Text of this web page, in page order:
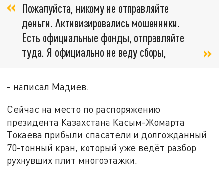
Пожалуйста, никому не отправляйте
деньги. Активизировались мошенники.
Есть официальные фонды, отправляйте
туда. Я официально не веду сборы,
- написал Мадиев.
Сейчас на место по распоряжению
президента Казахстана Касым-Жомарта
Токаева прибыли спасатели и долгожданный
70-тонный кран, который уже ведёт разбор
рухнувших плит многоэтажки.